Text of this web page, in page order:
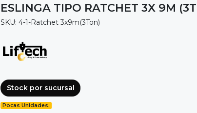
ESLINGA TIPO RATCHET 3X 9M
SKU: 4-1-Ratchet 3x9m(3Ton)
Stock por sucursal
Pocas Unidades.